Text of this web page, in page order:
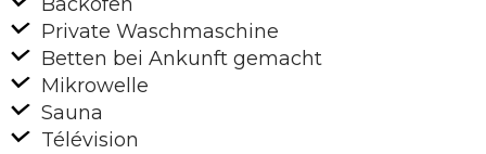
Private Waschmaschine
Betten bei Ankunft gemacht
Mikrowelle
Sauna
Télévision